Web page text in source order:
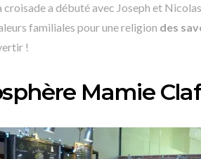
croisade a débuté avec Joseph et
familiales pour une religion des
!
Mamie